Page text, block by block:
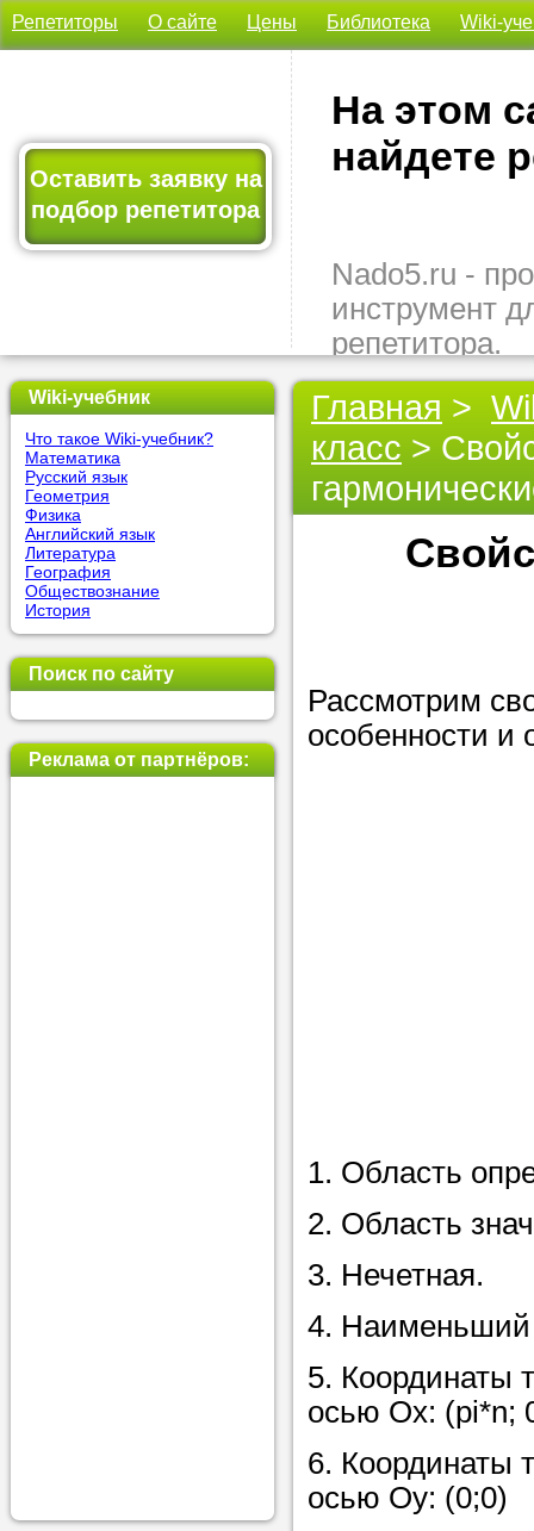
Репетиторы О сайте Цены Библиотека Wiki-
Оставить заявку на
подбор репетитора
На этом
найдете
Nado5.ru -
инструмент
репетитора.
Здесь вы
подходящего
быстро,
бесплатно.
Оставьте
позвоните
Или найдите
нашей базе
используя
Задайте
голову, к
помощью -
Наши
помогут
Wiki-учебник
Что такое Wiki-учебник?
Математика
Русский язык
Геометрия
Физика
Английский язык
Литература
География
Обществознание
История
Поиск по сайту
Реклама от партнёров:
Главная >
класс >
Рассмотрим
особенности и
1. Область
2. Область
3. Нечетная.
4. Наименьший
5. Координаты
осью Ох: (pi*n;
6. Координаты
осью Оу: (0;0)